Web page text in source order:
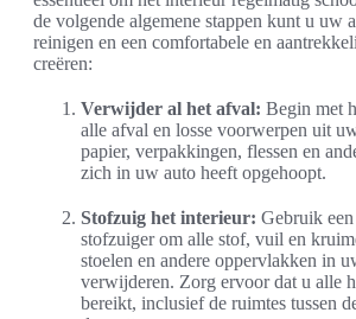
de volgende algemene stappen kunt u uw
reinigen en een comfortabele en
creëren:
Verwijder al het afval: Begin met
alle afval en losse voorwerpen uit
papier, verpakkingen, flessen en
zich in uw auto heeft opgehoopt.
Stofzuig het interieur: Gebruik
stofzuiger om alle stof, vuil en
stoelen en andere oppervlakken in
verwijderen. Zorg ervoor dat u alle
bereikt, inclusief de ruimtes tussen